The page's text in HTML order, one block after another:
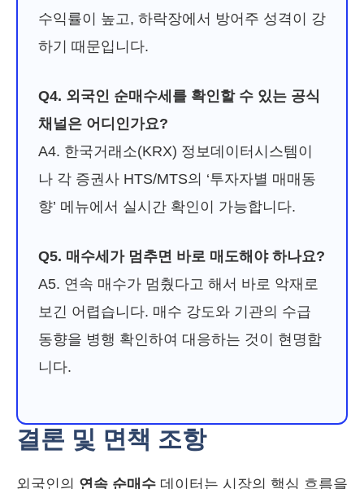
수익률이 높고, 하락장에서 방어주 성격이 강
하기 때문입니다.
Q4. 외국인 순매수세를 확인할 수 있는 공식
채널은 어디인가요?
A4. 한국거래소(KRX) 정보데이터시스템이
나 각 증권사 HTS/MTS의 ‘투자자별 매매동
향’ 메뉴에서 실시간 확인이 가능합니다.
Q5. 매수세가 멈추면 바로 매도해야 하나요?
A5. 연속 매수가 멈췄다고 해서 바로 악재로
보긴 어렵습니다. 매수 강도와 기관의 수급
동향을 병행 확인하여 대응하는 것이 현명합
니다.
결론 및 면책 조항
외국인의 연속 순매수 데이터는 시장의 핵심 흐름을